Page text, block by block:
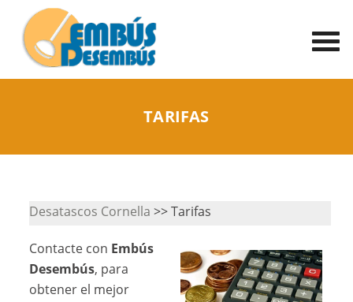
TARIFAS
Desatascos Cornella >> Tarifas
Contacte con Embús
Desembús, para
obtener el mejor